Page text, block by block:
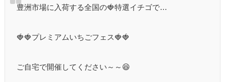
豊洲市場に入荷する全国の🍓特選イチゴで…
🍓🍓プレミアムいちごフェス🍓🍓
ご自宅で開催してください～～😆